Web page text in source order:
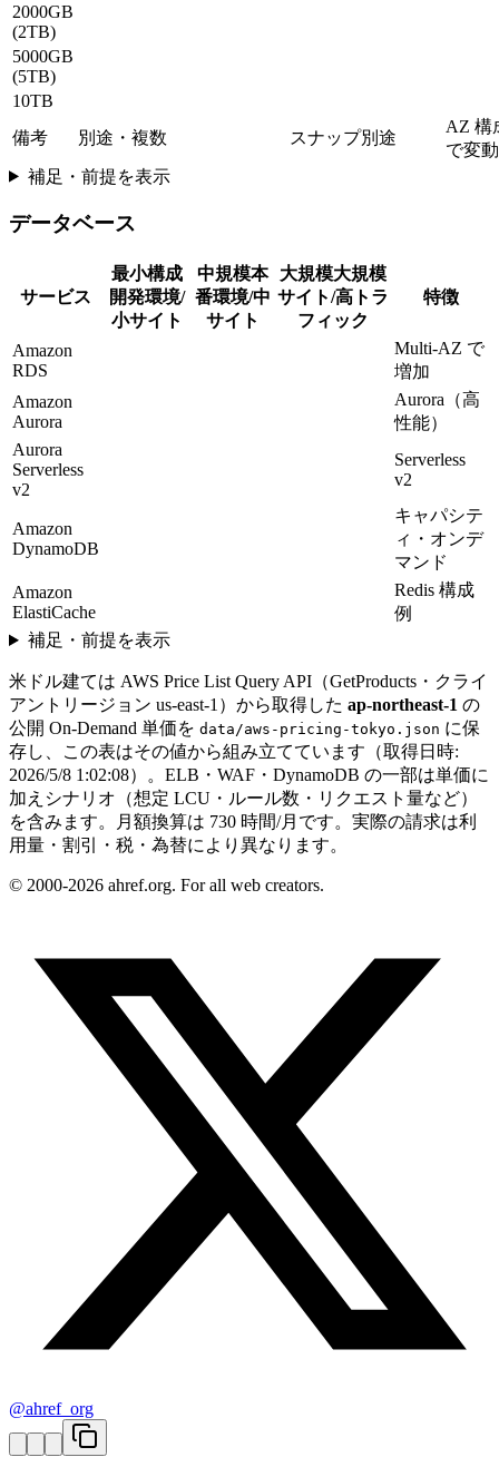
2000GB
(2TB)
5000GB
(5TB)
10TB
備考
別途・複数 スナップ別途
AZ 構
で変動
補足・前提を表示
データベース
サービス
最小構成
開発環境/
小サイト
中規模本
番環境/中
サイト
大規模大規模
サイト/高トラ
フィック
特徴
Amazon
RDS
Multi-AZ で
増加
Amazon
Aurora
Aurora（高
性能）
Aurora
Serverless
v2
Serverless
v2
Amazon
DynamoDB
キャパシテ
ィ・オンデ
マンド
Amazon
ElastiCache
Redis 構成
例
補足・前提を表示
米ドル建ては AWS Price List Query API（GetProducts・クライ
アントリージョン us-east-1 ）から取得した ap-northeast-1 の
公開 On-Demand 単価を data/aws-pricing-tokyo.json に保
存し、この表はその値から組み立てています（取得日時:
2026/5/8 1:02:08）。ELB・WAF・DynamoDB の一部は単価に
加えシナリオ（想定 LCU・ルール数・リクエスト量など）
を含みます。月額換算は 730 時間/月です。実際の請求は利
用量・割引・税・為替により異なります。
© 2000-2026 ahref.org. For all web creators.
@ahref_org